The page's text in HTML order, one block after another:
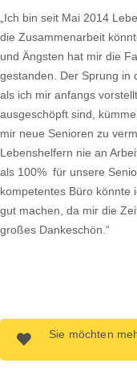
„Ich bin seit Mai 2014
die Zusammenarbeit
und Ängsten hat mir die
gestanden. Der Sprung in
als ich mir anfangs
ausgeschöpft sind,
mir neue Senioren zu
Lebenshelfern nie an
als 100% für unsere
kompetentes Büro könnte
gut machen, da mir die
großes Dankeschön.“
Sie möchten